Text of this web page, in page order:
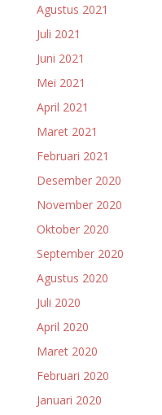
Agustus 2021
Juli 2021
Juni 2021
Mei 2021
April 2021
Maret 2021
Februari 2021
Desember 2020
November 2020
Oktober 2020
September 2020
Agustus 2020
Juli 2020
April 2020
Maret 2020
Februari 2020
Januari 2020